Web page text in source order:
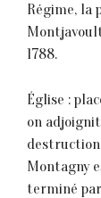
Régime, la
1788.
Église :
on
destruction
Montagny
terminé